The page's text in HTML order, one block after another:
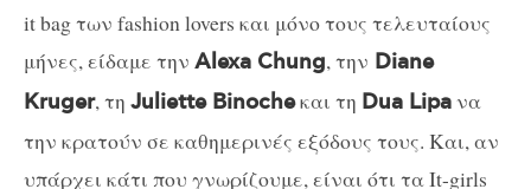
it bag των fashion lovers και μόνο τους τελευταίους
μήνες, είδαμε την Alexa Chung, την Diane
Kruger, τη Juliette Binocheκαι τη Dua Lipaνα
την κρατούν σε καθημερινές εξόδους τους. Και, αν
υπάρχει κάτι που γνωρίζουμε, είναι ότι τα It-girls